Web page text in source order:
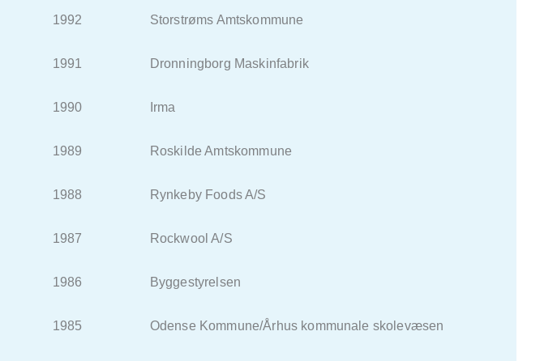
1992 Storstrøms Amtskommune
1991 Dronningborg Maskinfabrik
1990 Irma
1989 Roskilde Amtskommune
1988 Rynkeby Foods A/S
1987 Rockwool A/S
1986 Byggestyrelsen
1985 Odense Kommune/Århus kommunale skolevæsen